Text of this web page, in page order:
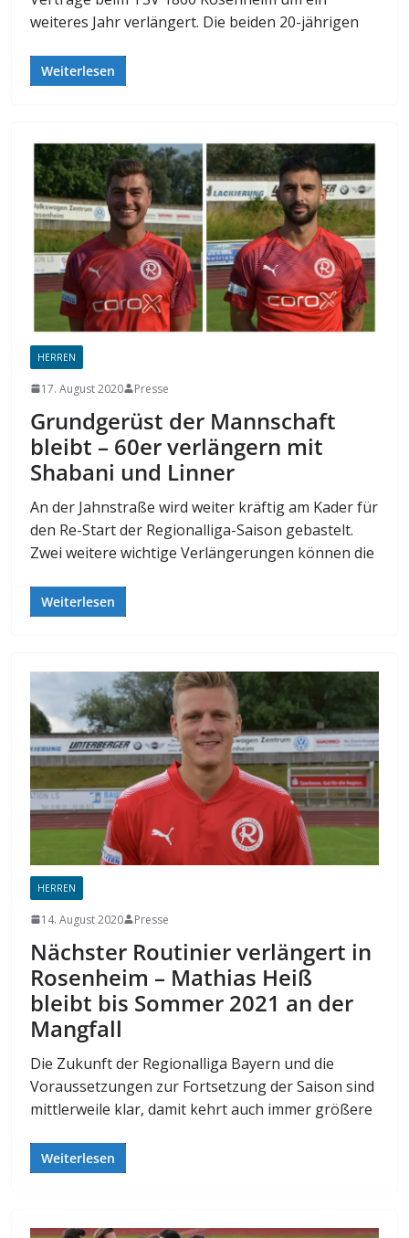
weiteres Jahr verlängert. Die beiden 20-jährigen
Weiterlesen
HERREN
17. August 2020 Presse
Grundgerüst der Mannschaft
bleibt – 60er verlängern mit
Shabani und Linner
An der Jahnstraße wird weiter kräftig am Kader für
den Re-Start der Regionalliga-Saison gebastelt.
Zwei weitere wichtige Verlängerungen können die
Weiterlesen
HERREN
14. August 2020 Presse
Nächster Routinier verlängert in
Rosenheim – Mathias Heiß
bleibt bis Sommer 2021 an der
Mangfall
Die Zukunft der Regionalliga Bayern und die
Voraussetzungen zur Fortsetzung der Saison sind
mittlerweile klar, damit kehrt auch immer größere
Weiterlesen